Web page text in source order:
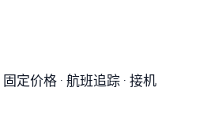
固定价格 · 航班追踪 · 接机